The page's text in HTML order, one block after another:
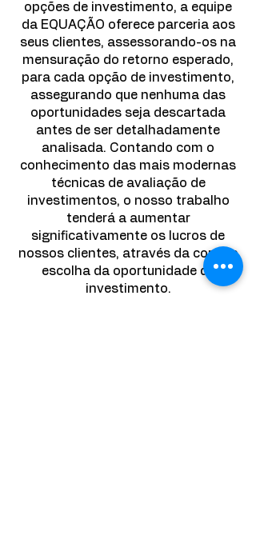
opções de investimento, a equipe
da EQUAÇÃO oferece parceria aos
seus clientes, assessorando-os na
mensuração do retorno esperado,
para cada opção de investimento,
assegurando que nenhuma das
oportunidades seja descartada
antes de ser detalhadamente
analisada. Contando com o
conhecimento das mais modernas
técnicas de avaliação de
investimentos, o nosso trabalho
tenderá a aumentar
significativamente os lucros de
nossos clientes, através da correta
escolha da oportunidade de
investimento.